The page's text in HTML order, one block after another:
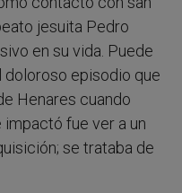
jesuita Pedro
en su vida. Puede
episodio que
Henares cuando
impactó fue ver a un
se trataba de